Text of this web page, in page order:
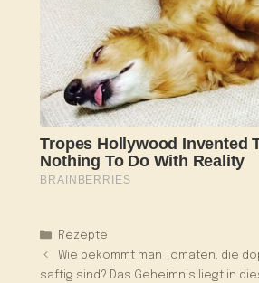
Kategorien
Rezepte
Wie bekommt man Tomaten, die
saftig sind? Das Geheimnis liegt in